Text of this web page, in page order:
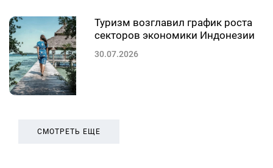
Туризм возглавил график роста
секторов экономики Индонезии
30.07.2026
СМОТРЕТЬ ЕЩЕ